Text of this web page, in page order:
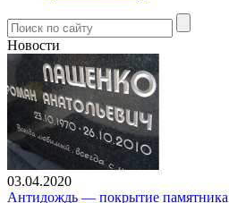
Новости
03.04.2020
Антидождь — покрытие памятника